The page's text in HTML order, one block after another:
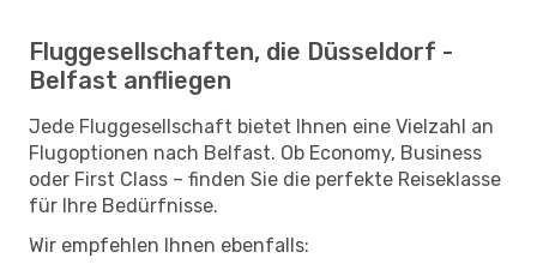
Fluggesellschaften, die Düsseldorf -
Belfast anfliegen
Jede Fluggesellschaft bietet Ihnen eine Vielzahl an
Flugoptionen nach Belfast. Ob Economy, Business
oder First Class – finden Sie die perfekte Reiseklasse
für Ihre Bedürfnisse.
Wir empfehlen Ihnen ebenfalls: